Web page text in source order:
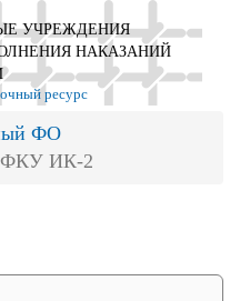
УЧРЕЖДЕНИЯ
НАКАЗАНИЙ
ресурс
ФО
ФКУ ИК-2